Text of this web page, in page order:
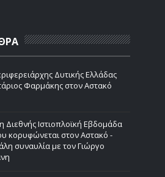
Δυτικής Ελλάδας
Φαρμάκης στον Αστακό
Διεθνής Ιστιοπλοϊκή Εβδομάδα
κορυφώνεται στον Αστακό -
συναυλία με τον Γιώργο